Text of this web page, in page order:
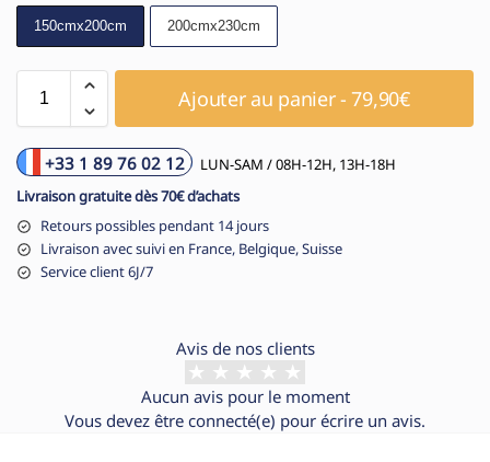
150cmx200cm 200cmx230cm
Ajouter au panier - 79,90€
+33 1 89 76 02 12
LUN-SAM / 08H-12H, 13H-18H
Livraison gratuite dès 70€ d’achats
Retours possibles pendant 14 jours
Livraison avec suivi en France, Belgique, Suisse
Service client 6J/7
Avis de nos clients
Aucun avis pour le moment
Vous devez être connecté(e) pour écrire un avis.